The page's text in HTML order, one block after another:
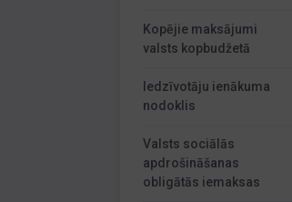
Kopējie maksājumi
valsts kopbudžetā
Iedzīvotāju ienākuma
nodoklis
Valsts sociālās
apdrošināšanas
obligātās iemaksas